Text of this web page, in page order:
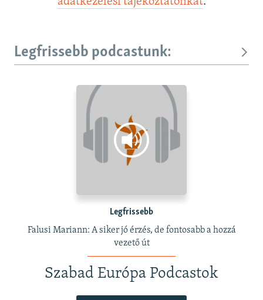
Legfrissebb podcastunk:
Legfrissebb
Falusi Mariann: A siker jó érzés, de fontosabb a hozzá
vezető út
Szabad Európa Podcastok